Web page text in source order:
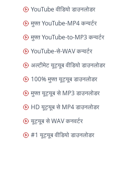
YouTube वीडियो डाउनलोडर
मुफ्त YouTube-MP4 कन्वर्टर
मुफ्त YouTube-to-MP3 कन्वर्टर
YouTube-से-WAV कन्वर्टर
अल्टीमेट यूट्यूब वीडियो डाउनलोडर
100% मुफ्त यूट्यूब डाउनलोडर
मुफ्त यूट्यूब से MP3 डाउनलोडर
HD यूट्यूब से MP4 डाउनलोडर
यूट्यूब से WAV कनवर्टर
#1 यूट्यूब वीडियो डाउनलोडर